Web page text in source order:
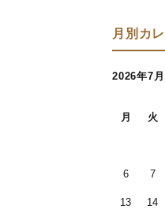
カ
イ
月別カ
2026年7月
月 火
6 7
13 14